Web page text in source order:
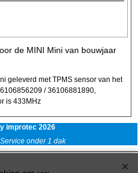
de MINI Mini van bouwjaar
geleverd met TPMS sensor van het
/ 36106881890,
is 433MHz
improtec 2026
onder 1 dak